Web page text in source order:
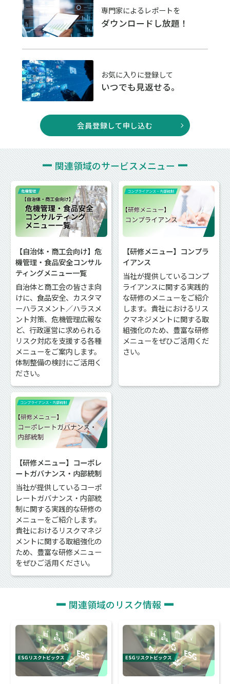
専門家によるレポートを
ダウンロードし放題！
お気に入りに登録して
いつでも見返せる。
会員登録して申し込む
関連領域のサービスメニュー
【自治体・商工会向け】危
機管理・食品安全コンサル
ティングメニュー一覧
自治体と商工会の皆さま向
けに、食品安全、カスタマ
ーハラスメント／ハラスメ
ント対策、危機管理広報な
ど、行政運営に求められる
リスク対応を支援する各種
メニューをご案内します。
体制整備の検討にご活用く
ださい。
【研修メニュー】コンプラ
イアンス
当社が提供しているコンプ
ライアンスに関する実践的
な研修のメニューをご紹介
します。貴社におけるリス
クマネジメントに関する取
組強化のため、豊富な研修
メニューをぜひご活用くだ
さい。
【研修メニュー】コーポレ
ートガバナンス・内部統制
当社が提供しているコーポ
レートガバナンス・内部統
制に関する実践的な研修の
メニューをご紹介します。
貴社におけるリスクマネジ
メントに関する取組強化の
ため、豊富な研修メニュー
をぜひご活用ください。
関連領域のリスク情報